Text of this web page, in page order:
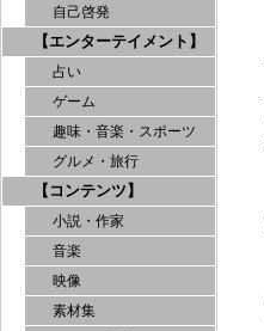
自己啓発
【エンターテイメント】
占い
ゲーム
趣味・音楽・スポーツ
グルメ・旅行
【コンテンツ】
小説・作家
音楽
映像
素材集